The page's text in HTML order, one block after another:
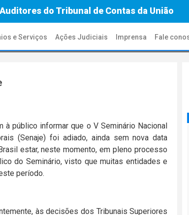
do Tribunal de Contas da União
e Serviços Ações Judiciais Imprensa Fale
à público informar que o V Seminário Nacional
(Senaje) foi adiado, ainda sem nova data
estar, neste momento, em pleno processo
do Seminário, visto que muitas entidades e
período.
às decisões dos Tribunais Superiores